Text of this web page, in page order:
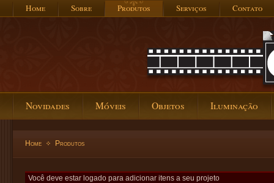
Home Sobre Produtos Serviços Contato
Novidades Móveis Objetos Iluminação
Home Produtos
Você deve estar logado para adicionar itens a seu projeto